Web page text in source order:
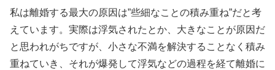
私は離婚する最大の原因は”些細なことの積み重ね”だと考
えています。実際は浮気されたとか、大きなことが原因だ
と思われがちですが、小さな不満を解決することなく積み
重ねていき、それが爆発して浮気などの過程を経て離婚に